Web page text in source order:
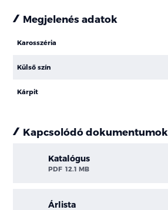
Megjelenés adatok
Karosszéria
Külső szín
Kárpit
Kapcsolódó dokumentumok
Katalógus
PDF 12.1 MB
Árlista